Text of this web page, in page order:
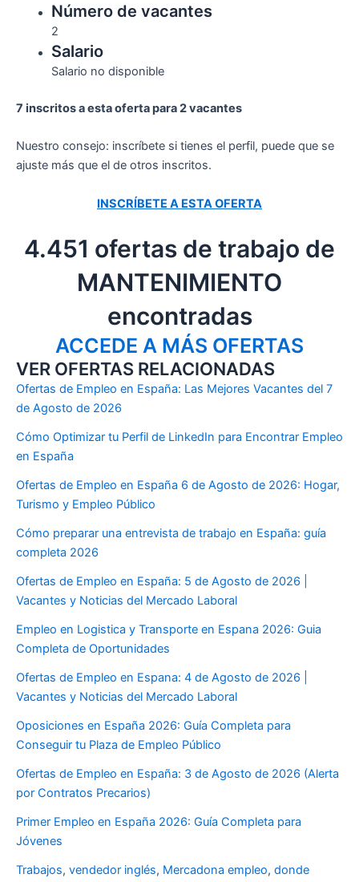
Número de vacantes
2
Salario
Salario no disponible
7 inscritos a esta oferta para 2 vacantes
Nuestro consejo: inscríbete si tienes el perfil, puede que se
ajuste más que el de otros inscritos.
INSCRÍBETE A ESTA OFERTA
4.451 ofertas de trabajo de
MANTENIMIENTO
encontradas
ACCEDE A MÁS OFERTAS
VER OFERTAS RELACIONADAS
Ofertas de Empleo en España: Las Mejores Vacantes del 7
de Agosto de 2026
Cómo Optimizar tu Perfil de LinkedIn para Encontrar Empleo
en España
Ofertas de Empleo en España 6 de Agosto de 2026: Hogar,
Turismo y Empleo Público
Cómo preparar una entrevista de trabajo en España: guía
completa 2026
Ofertas de Empleo en España: 5 de Agosto de 2026 |
Vacantes y Noticias del Mercado Laboral
Empleo en Logistica y Transporte en Espana 2026: Guia
Completa de Oportunidades
Ofertas de Empleo en Espana: 4 de Agosto de 2026 |
Vacantes y Noticias del Mercado Laboral
Oposiciones en España 2026: Guía Completa para
Conseguir tu Plaza de Empleo Público
Ofertas de Empleo en España: 3 de Agosto de 2026 (Alerta
por Contratos Precarios)
Primer Empleo en España 2026: Guía Completa para
Jóvenes
Trabajos, vendedor inglés, Mercadona empleo, donde